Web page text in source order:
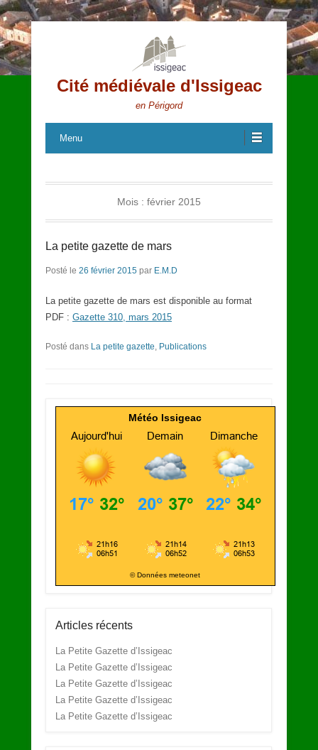
Cité médiévale d'Issigeac
en Périgord
Menu
Mois : février 2015
La petite gazette de mars
Posté le 26 février 2015 par E.M.D
La petite gazette de mars est disponible au format
PDF : Gazette 310, mars 2015
Posté dans La petite gazette, Publications
Météo Issigeac
© Données meteonet
Articles récents
La Petite Gazette d’Issigeac
La Petite Gazette d’Issigeac
La Petite Gazette d’Issigeac
La Petite Gazette d’Issigeac
La Petite Gazette d’Issigeac